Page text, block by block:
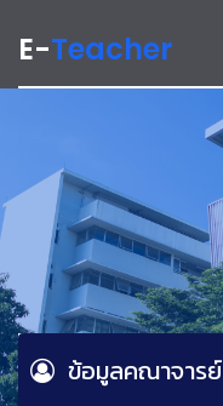
E-Teacher
ข้อมูลคณาจารย์